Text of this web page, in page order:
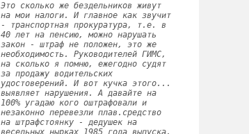
Это сколько же бездельников живут
на мои налоги. И главное как звучит
- транспортная прокуратура, т.е. в
40 лет на пенсию, можно нарушать
закон - штраф не положен, это же
необходимость. Руководителей ГИМС,
на сколько я помню, ежегодно судят
за продажу водительских
удостоверений. И вот кучка этого...
выявляет нарушения. А давайте на
100% угадаю кого оштрафовали и
незаконно перевезли плав.средство
на штрафстоянку - дедушек на
весельных нырках 1985 года выпуска,